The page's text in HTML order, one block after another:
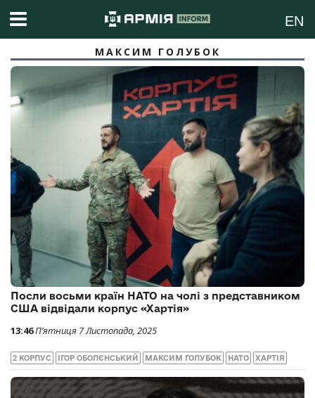
EN
МАКСИМ ГОЛУБОК
Посли восьми країн НАТО на чолі з представником
США відвідали корпус «Хартія»
13:46П’ятниця 7 Листопада, 2025
2 КОРПУС ІГОР ОБОЛЄНСЬКИЙ МАКСИМ ГОЛУБОК НАТО ХАРТІЯ